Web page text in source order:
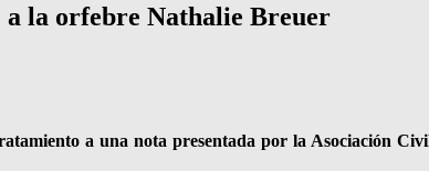
a la orfebre Nathalie Breuer
a una nota presentada por la Asociación